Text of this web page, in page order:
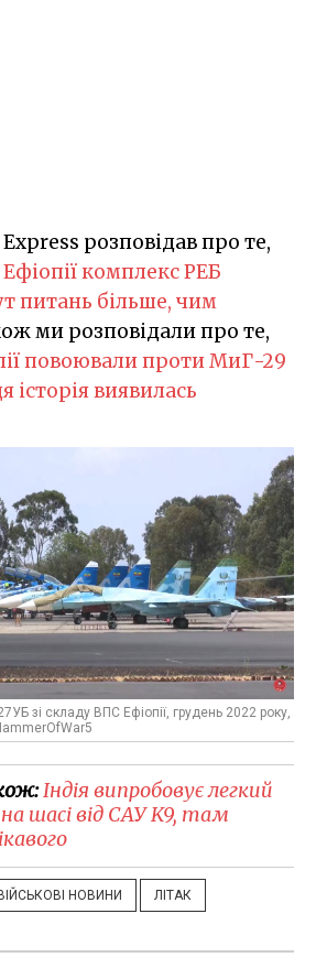
розповідав про те,
комплекс РЕБ
питань більше, чим
ми розповідали про те,
повоювали проти МиГ-29
історія виявилась
зі складу ВПС Ефіопії, грудень 2022 року,
Індія випробовує легкий
шасі від САУ K9, там
ВІЙСЬКОВІ НОВИНИ ЛІТАК